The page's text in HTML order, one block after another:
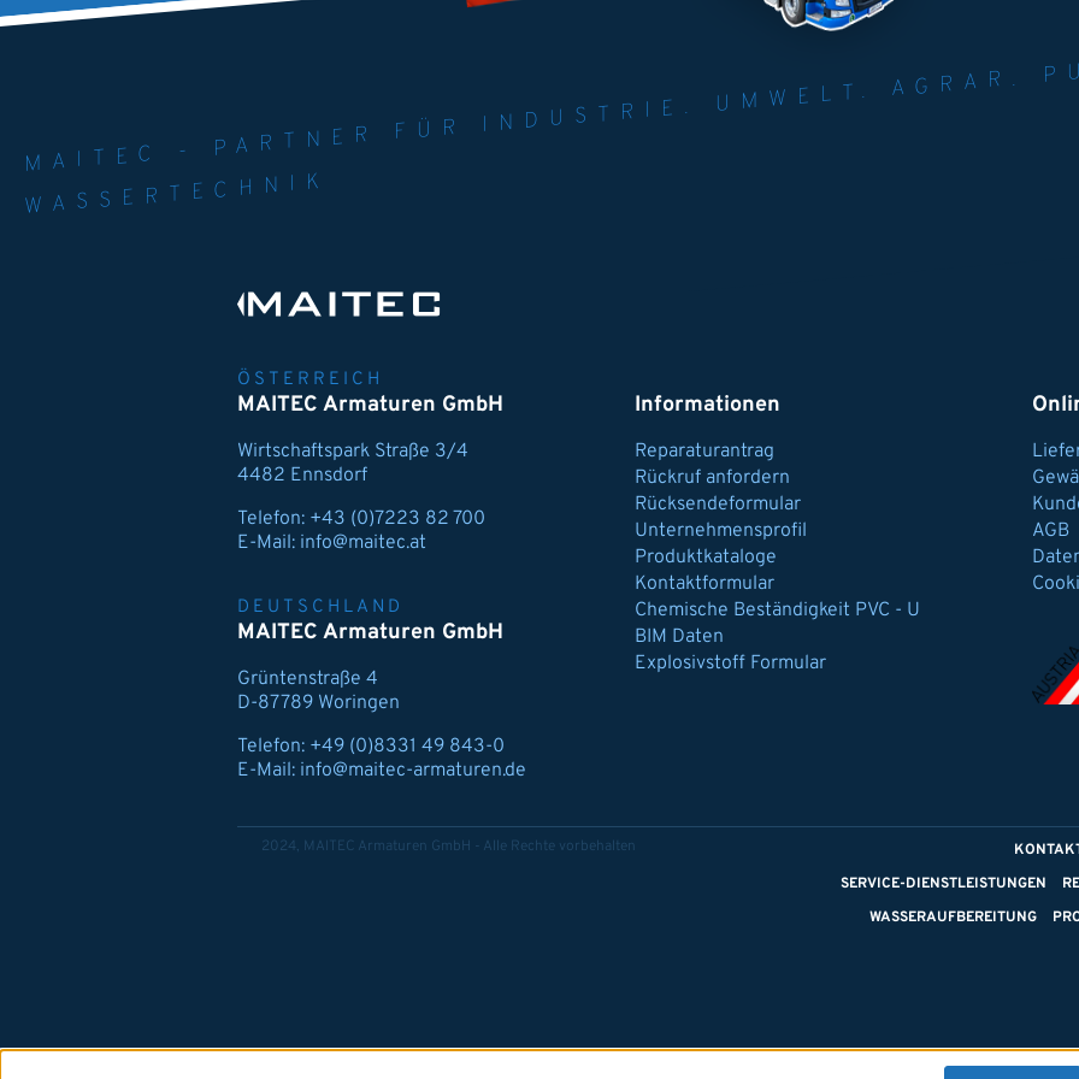
MAITEC - PARTNER FÜR
WELT. AGRAR.
MPEN
WASSERTECHNIK
ÖSTERREICH
MAITEC Armaturen GmbH
Wirtschaftspark Straße 3/4
4482 Ennsdorf
Telefon: +43 (0)7223 82 700
E-Mail: info@maitec.at
DEUTSCHLAND
MAITEC Armaturen GmbH
Grüntenstraße 4
D-87789 Woringen
Telefon: +49 (0)8331 49 843-0
E-Mail: info@maitec-armaturen.de
Informationen
Reparaturantrag
Rückruf anfordern
Rücksendeformular
Unternehmensprofil
Produktkataloge
Kontaktformular
Chemische Beständigkeit PVC - U
BIM Daten
Explosivstoff Formular
AGB
2024, MAITEC Armaturen GmbH - Alle Rechte vorbehalten
SERVICE-DIENSTLEISTUNGEN
WASSERAUFBEREITUNG